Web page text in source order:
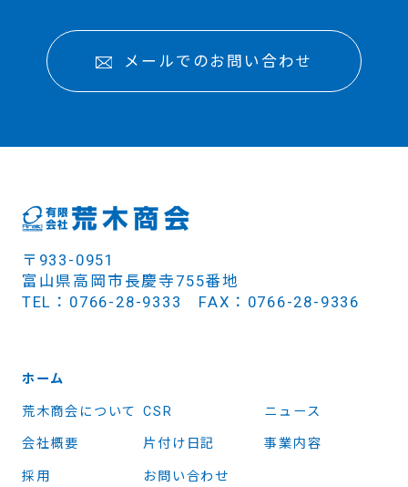
メールでのお問い合わせ
〒933-0951
富山県高岡市長慶寺755番地
TEL：0766-28-9333 FAX：0766-28-9336
ホーム
荒木商会について CSR ニュース
会社概要 片付け日記 事業内容
採用 お問い合わせ